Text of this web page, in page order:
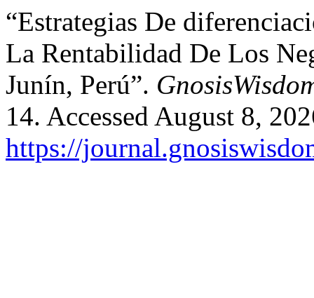
“Estrategias De
La Rentabilidad De Los
Junín, Perú”.
14. Accessed August 8,
https://